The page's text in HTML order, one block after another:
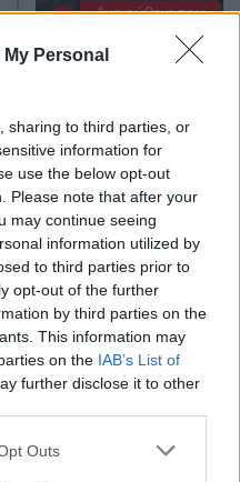
Personal
sharing to third parties, or
information for
use the below opt-out
Please note that after your
may continue seeing
information utilized by
to third parties prior to
opt-out of the further
by third parties on the
This information may
on the IAB’s List of
further disclose it to other
uses one or more Google
Outs
Ανανεώθηκε πριν
Μυστράς: 11 μήνες
αναστολή στον
που έκρυβε τον
πατέρα του σε
– «Ήθελα να τον